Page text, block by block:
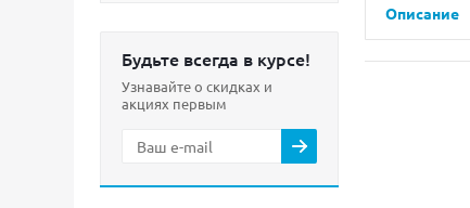
Будьте всегда в курсе!
Узнавайте о скидках и
акциях первым
Описание